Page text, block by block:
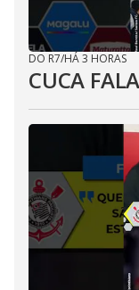
DO R7/HÁ 3 HORAS
CUCA